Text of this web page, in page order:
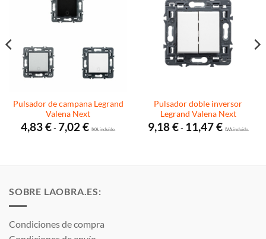
Pulsador de campana Legrand
Valena Next
4,83€- 7,02 €Rango
de
I.V.A. incluido.
Pulsador doble inversor
Legrand Valena Next
9,18€ - 11,47€Rango
de
I.V.A. incluido.
SOBRE LAOBRA.ES:
Condiciones de compra